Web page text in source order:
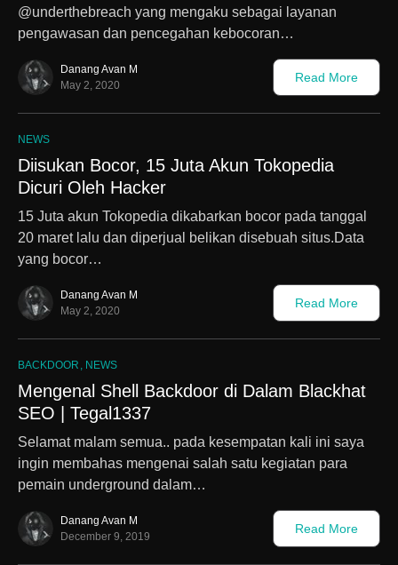
@underthebreach yang mengaku sebagai layanan
pengawasan dan pencegahan kebocoran…
Danang Avan M
May 2, 2020
Read More
NEWS
Diisukan Bocor, 15 Juta Akun Tokopedia
Dicuri Oleh Hacker
15 Juta akun Tokopedia dikabarkan bocor pada tanggal
20 maret lalu dan diperjual belikan disebuah situs.Data
yang bocor…
Danang Avan M
May 2, 2020
Read More
BACKDOOR NEWS
Mengenal Shell Backdoor di Dalam Blackhat
SEO | Tegal1337
Selamat malam semua.. pada kesempatan kali ini saya
ingin membahas mengenai salah satu kegiatan para
pemain underground dalam…
Danang Avan M
December 9, 2019
Read More